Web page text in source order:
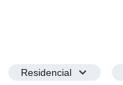
Residencial